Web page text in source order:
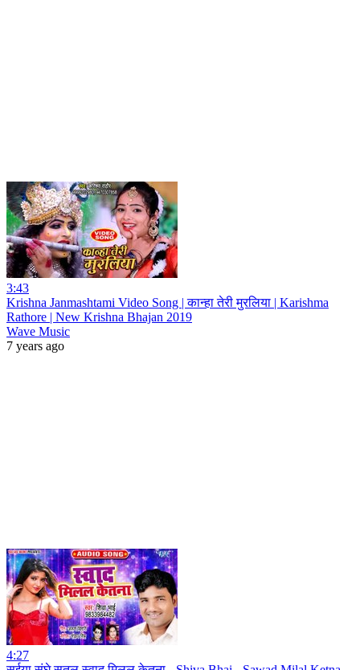
3:43
Krishna Janmashtami Video Song | कान्हा तेरी मुरलिया | Karishma
Rathore | New Krishna Bhajan 2019
Wave Music
7 years ago
4:27